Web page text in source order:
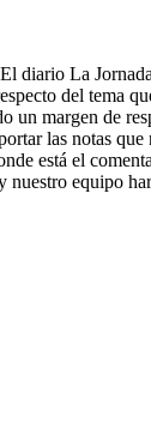
El diario La
del tema
un margen de
las notas que
está el
nuestro equipo